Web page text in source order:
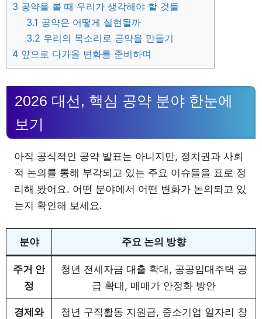
3 공약을 볼 때 우리가 생각해야 할 것들
3.1 공약은 어떻게 실현될까
3.2 우리의 목소리로 공약을 만들기
4 앞으로 다가올 변화를 준비하며
2026 대선, 핵심 공약 분야 한눈에
보기
아직 공식적인 공약 발표는 아니지만, 정치권과 사회
적 논의를 통해 부각되고 있는 주요 이슈들을 표로 정
리해 봤어요. 어떤 분야에서 어떤 변화가 논의되고 있
는지 확인해 보세요.
분야 주요 논의 방향
주거 안
정
청년 전세자금 대출 확대, 공공임대주택 공
급 확대, 매매가 안정화 방안
경제와
청년 구직활동 지원금, 중소기업 일자리 창